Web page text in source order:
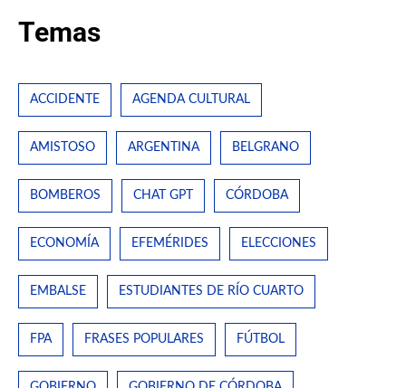
Temas
ACCIDENTE AGENDA CULTURAL
AMISTOSO ARGENTINA BELGRANO
BOMBEROS CHAT GPT CÓRDOBA
ECONOMÍA EFEMÉRIDES ELECCIONES
EMBALSE ESTUDIANTES DE RÍO CUARTO
FPA FRASES POPULARES FÚTBOL